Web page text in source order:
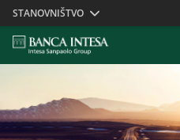
Skiplinks
STANOVNIŠTVO